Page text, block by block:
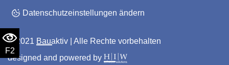
F2
Datenschutzeinstellungen ändern
© 2021 Bauaktiv | Alle Rechte vorbehalten
designed and powered by